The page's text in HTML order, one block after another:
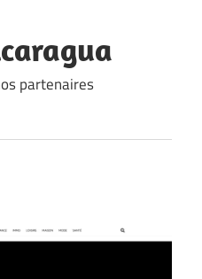
partenaires